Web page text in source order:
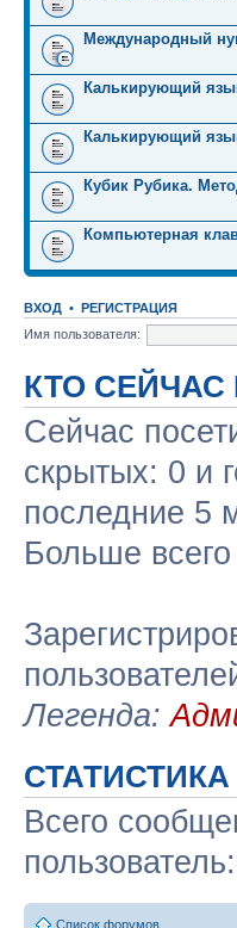
Международный
Калькирующий
Калькирующий
Кубик Рубика.
Компьютерная
ВХОД • РЕГИСТРАЦИЯ
Имя пользователя:
КТО
Сейчас
скрытых: 0 и
последние 5
Больше
Легенда:
СТАТИСТИКА
Всего
пользователь:
Список форумов